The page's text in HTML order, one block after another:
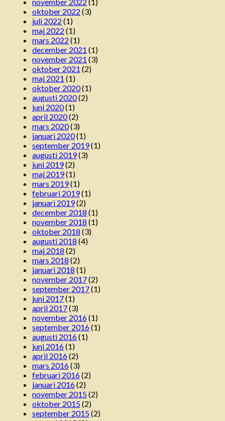
oktober 2022 (3)
juli 2022 (1)
maj 2022 (1)
mars 2022 (1)
december 2021 (1)
november 2021 (3)
oktober 2021 (2)
maj 2021 (1)
oktober 2020(1)
augusti 2020(2)
juni 2020(1)
april 2020(2)
mars 2020(3)
januari 2020(1)
september 2019(1)
augusti 2019(3)
juni 2019(2)
maj 2019(1)
mars 2019(1)
februari 2019(1)
januari 2019(2)
december 2018 (1)
november 2018 (1)
oktober 2018 (3)
augusti 2018 (4)
maj 2018 (2)
mars 2018 (2)
januari 2018 (1)
november 2017(2)
september 2017(1)
juni 2017(1)
april 2017(3)
november 2016(1)
september 2016(1)
augusti 2016(1)
juni 2016(1)
april 2016(2)
mars 2016(3)
februari 2016(2)
januari 2016(2)
november 2015(2)
oktober 2015(2)
september 2015(2)